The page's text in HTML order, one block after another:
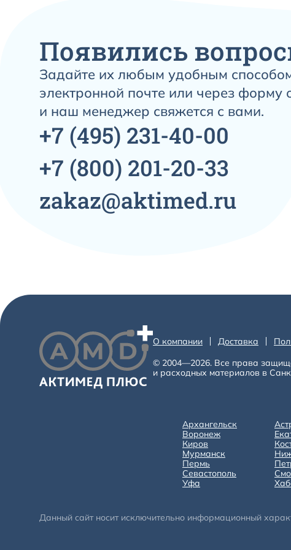
Появились
Задайте их любым удобным
электронной почте или через форму
и наш менеджер свяжется с вами.
+7 (495) 231-40-00
+7 (800) 201-20-33
zakaz@aktimed.ru
О компании Доставка
© 2004—2026. Все права
и расходных материалов в
Архангельск
Воронеж
Киров
Мурманск
Пермь
Севастополь
Уфа
Данный сайт носит исключительно информационный